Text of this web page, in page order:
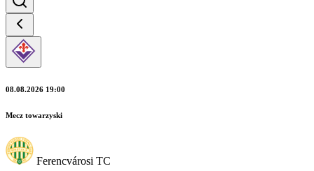
08.08.2026 19:00
Mecz towarzyski
Ferencvárosi TC